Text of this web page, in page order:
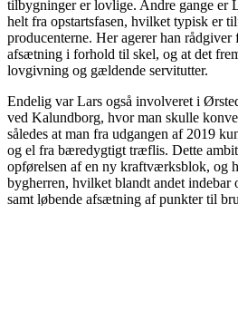
tilbygninger er lovlige. Andre gange er
helt fra opstartsfasen, hvilket typisk er
producenterne. Her agerer han
afsætning i forhold til skel, og at det
lovgivning og gældende servitutter.
Endelig var Lars også involveret i
ved Kalundborg, hvor man skulle
således at man fra udgangen af 2019
og el fra bæredygtigt træflis. Dette
opførelsen af en ny kraftværksblok, og
bygherren, hvilket blandt andet indebar
samt løbende afsætning af punkter til